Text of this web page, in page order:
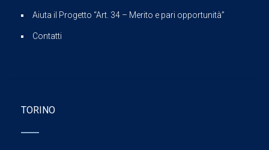
Aiuta il Progetto “Art. 34 – Merito e pari opportunità”
Contatti
TORINO